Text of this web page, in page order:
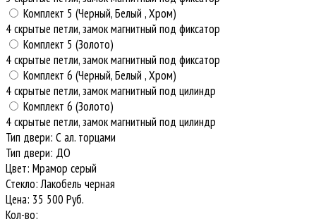
Комплект 5 (Черный, Белый , Хром)
4 скрытые петли, замок магнитный под фиксатор
Комплект 5 (Золото)
4 скрытые петли, замок магнитный под фиксатор
Комплект 6 (Черный, Белый , Хром)
4 скрытые петли, замок магнитный под цилиндр
Комплект 6 (Золото)
4 скрытые петли, замок магнитный под цилиндр
Тип двери: С ал. торцами
Тип двери: ДО
Цвет: Мрамор серый
Стекло:Лакобель черная
Цена: 35 500 Руб.
Кол-во: